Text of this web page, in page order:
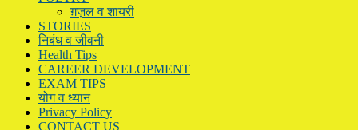
ग़ज़ल व शायरी
STORIES
निबंध व जीवनी
Health Tips
CAREER DEVELOPMENT
EXAM TIPS
योग व ध्यान
Privacy Policy
CONTACT US